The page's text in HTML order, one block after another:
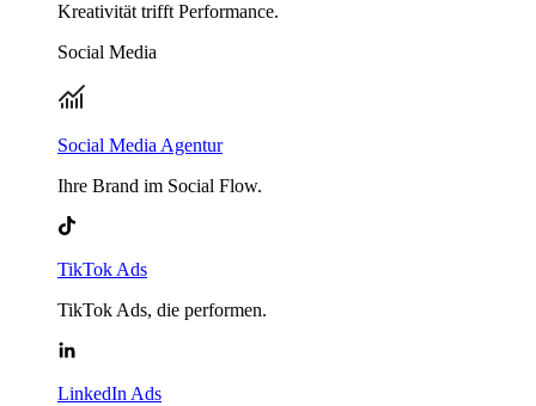
Kreativität trifft Performance.
Social Media
Social Media Agentur
Ihre Brand im Social Flow.
TikTok Ads
TikTok Ads, die performen.
LinkedIn Ads